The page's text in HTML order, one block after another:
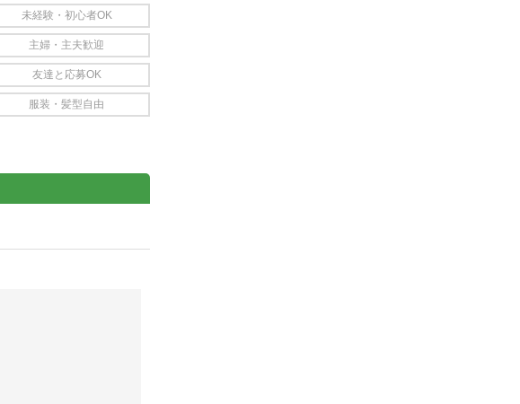
未経験・初心者OK
主婦・主夫歓迎
友達と応募OK
服装・髪型自由